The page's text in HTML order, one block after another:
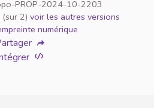
PROP-2024-10-2203
(sur 2) voir les autres versions
numérique